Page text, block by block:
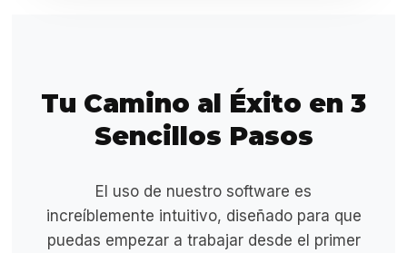
Tu Camino al Éxito en 3
Sencillos Pasos
El uso de nuestro software es
increíblemente intuitivo, diseñado para que
puedas empezar a trabajar desde el primer